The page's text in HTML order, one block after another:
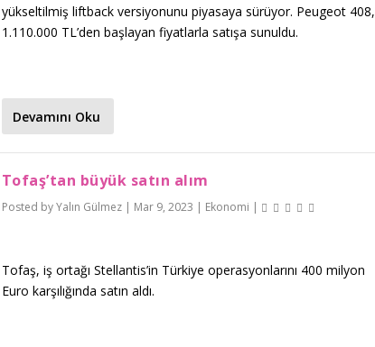
yükseltilmiş liftback versiyonunu piyasaya sürüyor. Peugeot 408,
1.110.000 TL’den başlayan fiyatlarla satışa sunuldu.
Devamını Oku
Tofaş’tan büyük satın alım
Posted byYalın Gülmez| Mar 9, 2023 | Ekonomi |
Tofaş, iş ortağı Stellantis’in Türkiye operasyonlarını 400 milyon
Euro karşılığında satın aldı.